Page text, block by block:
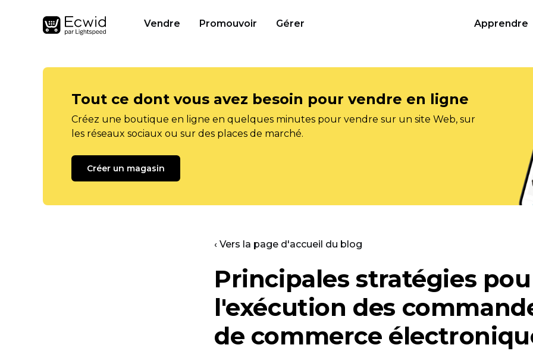
Vendre Promouvoir Gérer Apprendre
Tout ce dont vous avez besoin pour vendre en ligne
Créez une boutique en ligne en quelques minutes pour vendre sur un site Web, sur
les réseaux sociaux ou sur des places de marché.
Créer un magasin
‹ Vers la page d'accueil du blog
Principales stratégies
l'exécution des
de commerce